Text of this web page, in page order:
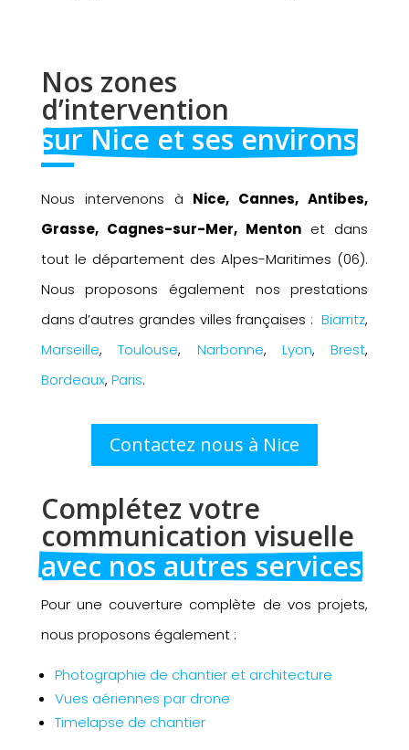
Nos zones
d’intervention
sur Nice et ses environs
Nous intervenons à Nice, Cannes, Antibes,
Grasse, Cagnes-sur-Mer, Menton et dans
tout le département des Alpes-Maritimes (06).
Nous proposons également nos prestations
dans d’autres grandes villes françaises :Biarritz,
Marseille,Toulouse, Narbonne, Lyon,Brest,
Bordeaux, Paris.
Contactez nous à Nice
Complétez votre
communication visuelle
avec nos autres services
Pour une couverture complète de vos projets,
nous proposons également :
Photographie de chantier et architecture
Vues aériennes par drone
Timelapse de chantier